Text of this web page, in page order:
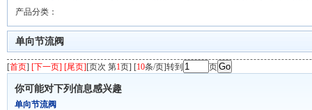
产品分类：
单向节流阀
[首页] [下一页] [尾页][页次 第1页] [10条/页]转到 页
你可能对下列信息感兴趣
单向节流阀